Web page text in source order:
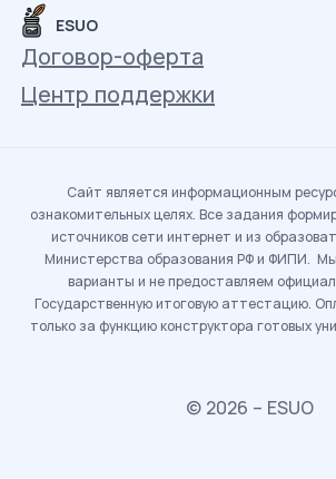
ESUO
Договор-оферта
Центр поддержки
Сайт является информационным
ознакомительных целях. Все задания
источников сети интернет и из
Министерства образования РФ и ФИПИ.
варианты и не предоставляем
Государственную итоговую аттестацию.
только за функцию конструктора готовых
© 2026 – ESUO